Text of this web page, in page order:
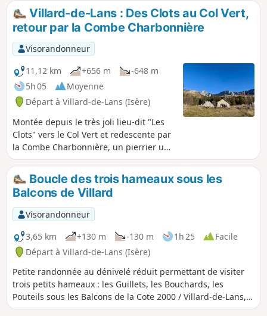
Villard-de-Lans : Des Clots au Col Vert,
retour par la Combe Charbonnière
Visorandonneur
11,12 km
+656 m
-648 m
5h 05
Moyenne
Départ à Villard-de-Lans (Isère)
Montée depuis le très joli lieu-dit "Les
Clots" vers le Col Vert et redescente par
la Combe Charbonnière, un pierrier un
peu délicat à passer. Vue sur le massif
de Belledonne depuis le Col. Cela
permet de bien visualiser les paysages
du Vercors et de varier les plaisirs de la
moyenne montagne. A ne pas faire en
période hivernale ! Entre 6 et 7, gros
danger avec trois couloirs d'avalanches
surtout vers la Combe de la
Charbonnière.
Boucle des trois hameaux sous les
Balcons de Villard
Visorandonneur
3,65 km
+130 m -130 m 1h 25
Facile
Départ à Villard-de-Lans (Isère)
Petite randonnée au dénivelé réduit permettant de visiter
trois petits hameaux : les Guillets, les Bouchards, les
Pouteils sous les Balcons de la Cote 2000 / Villard-de-Lans,
via des chemins alternant ombrage et plein soleil.